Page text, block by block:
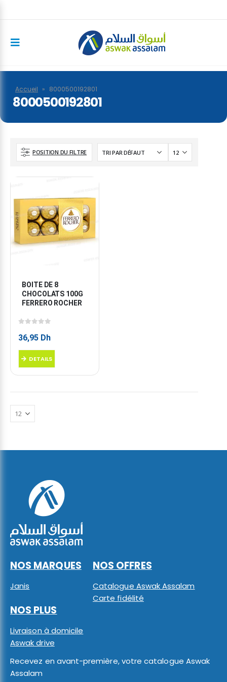
Accueil » 8000500192801
8000500192801
POSITION DU FILTRE
BOITE DE 8
CHOCOLATS 100G
FERRERO ROCHER
36,95 Dh
DETAILS
NOS MARQUES
Janis
NOS OFFRES
Catalogue Aswak Assalam
Carte fidélité
NOS PLUS
Livraison à domicile
Aswak drive
Recevez en avant-première, votre catalogue Aswak
Assalam